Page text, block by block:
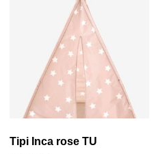
Tipi Inca rose TU